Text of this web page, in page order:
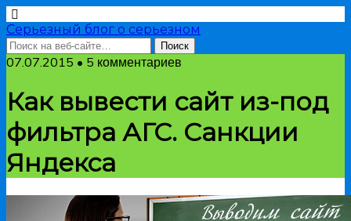
Серьезный блог о серьезном
07.07.2015 • 5 комментариев
Как вывести сайт из-под
фильтра АГС. Санкции
Яндекса